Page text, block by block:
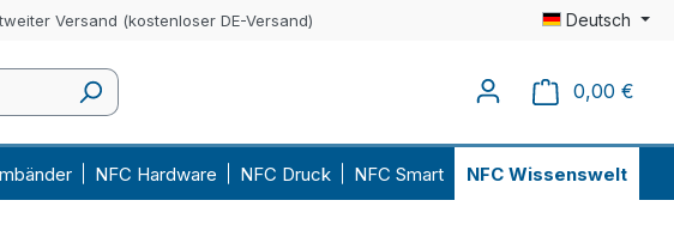
Versand (kostenloser DE-Versand) Deutsch
0,00 €
NFC Hardware NFC Druck NFC Smart NFC Wissenswelt